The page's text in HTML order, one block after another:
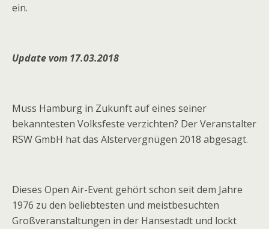
ein.
Update vom 17.03.2018
Muss Hamburg in Zukunft auf eines seiner
bekanntesten Volksfeste verzichten? Der Veranstalter
RSW GmbH hat das Alstervergnügen 2018 abgesagt.
Dieses Open Air-Event gehört schon seit dem Jahre
1976 zu den beliebtesten und meistbesuchten
Großveranstaltungen in der Hansestadt und lockt